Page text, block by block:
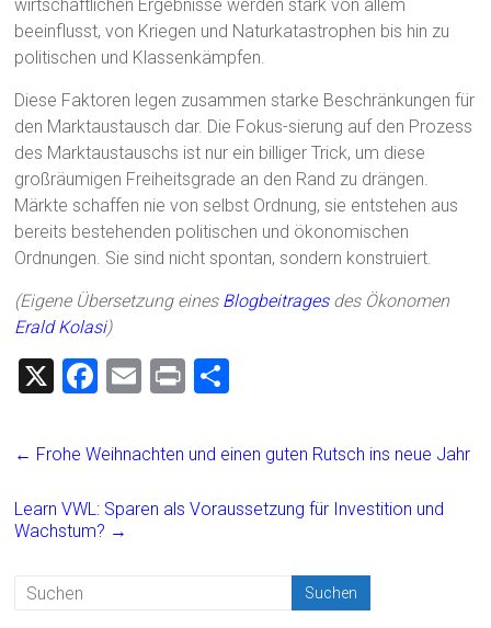
wirtschaftlichen Ergebnisse werden stark von allem
beeinflusst, von Kriegen und Naturkatastrophen bis hin zu
politischen und Klassenkämpfen.
Diese Faktoren legen zusammen starke Beschränkungen für
den Marktaustausch dar. Die Fokus-sierung auf den Prozess
des Marktaustauschs ist nur ein billiger Trick, um diese
großräumigen Freiheitsgrade an den Rand zu drängen.
Märkte schaffen nie von selbst Ordnung, sie entstehen aus
bereits bestehenden politischen und ökonomischen
Ordnungen. Sie sind nicht spontan, sondern konstruiert.
(Eigene Übersetzung eines Blogbeitragesdes Ökonomen
Erald Kolasi)
X
F
ce
o
E
ai
Pr
t
e
← Frohe Weihnachten und einen guten Rutsch ins neue Jahr
Learn VWL: Sparen als Voraussetzung für Investition und
Wachstum? →